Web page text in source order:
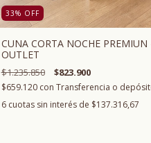
33% OFF
CUNA CORTA NOCHE PREMIUN
OUTLET
$1.235.850 $823.900
$659.120 con Transferencia o
6 cuotas sin interés de $137.316,67